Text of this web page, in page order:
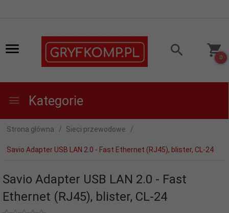
0
Kategorie
Strona główna Sieci przewodowe
Savio Adapter USB LAN 2.0 - Fast Ethernet (RJ45), blister, CL-24
Savio Adapter USB LAN 2.0 - Fast
Ethernet (RJ45), blister, CL-24